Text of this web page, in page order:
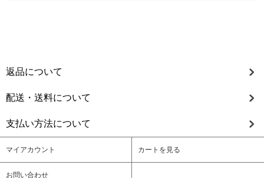
返品について
配送・送料について
支払い方法について
マイアカウント カートを見る
お問い合わせ